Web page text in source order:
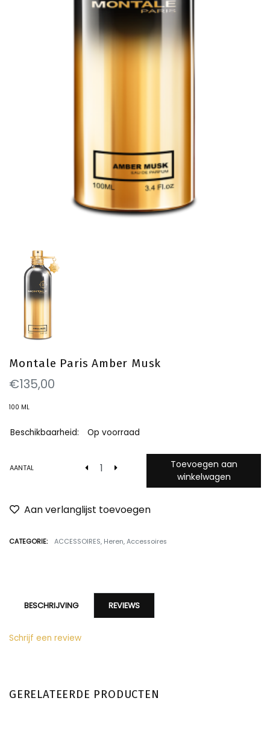
Montale Paris Amber Musk
€135,00
100 ML
Beschikbaarheid: Op voorraad
AANTAL
Toevoegen aan
winkelwagen
Aan verlanglijst toevoegen
CATEGORIE: ACCESSOIRES, Heren, Accessoires
BESCHRIJVING REVIEWS
Schrijf een review
GERELATEERDE PRODUCTEN